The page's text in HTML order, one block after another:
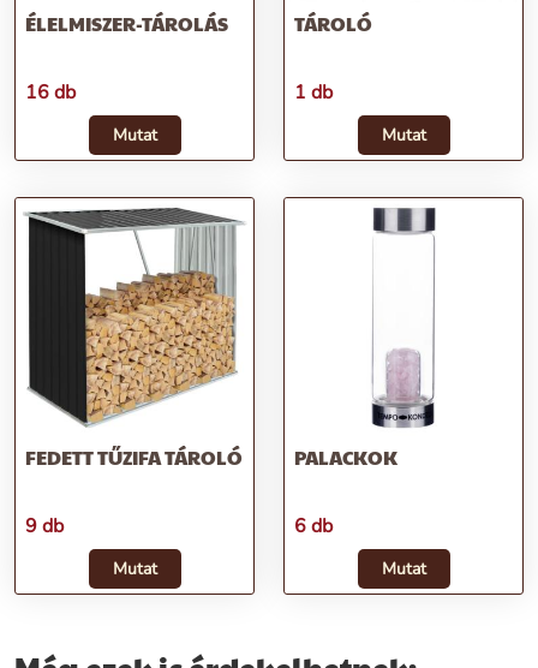
ÉLELMISZER-TÁROLÁS
16 db
Mutat
TÁROLÓ
1 db
Mutat
FEDETT TŰZIFA TÁROLÓ
9 db
Mutat
PALACKOK
6 db
Mutat